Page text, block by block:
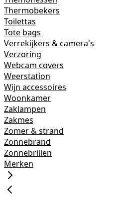
Thermobekers
Toilettas
Tote bags
Verrekijkers & camera's
Verzoring
Webcam covers
Weerstation
Wijn accessoires
Woonkamer
Zaklampen
Zakmes
Zomer & strand
Zonnebrand
Zonnebrillen
Merken